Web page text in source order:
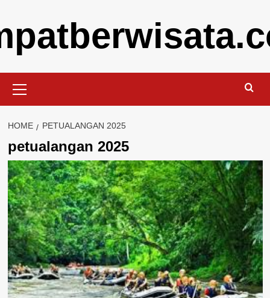
content
Menu
HOME PETUALANGAN 2025
petualangan 2025